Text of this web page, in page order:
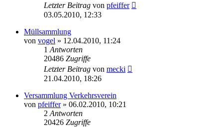
Letzter Beitrag von pfeiffer
03.05.2010, 12:33
Müllsammlung
von vogel » 12.04.2010, 11:24
1 Antworten
20486 Zugriffe
Letzter Beitrag von mecki
21.04.2010, 18:26
Versammlung Verkehrsverein
von pfeiffer» 06.02.2010, 10:21
2 Antworten
20426 Zugriffe